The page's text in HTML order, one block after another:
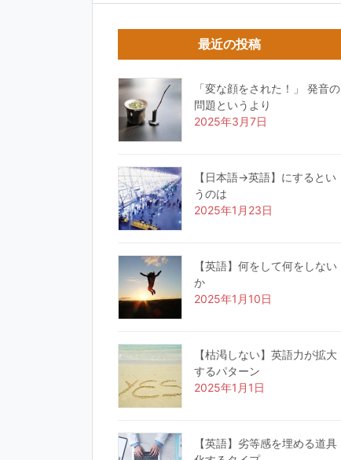
最近の投稿
「変な顔をされた！」 発音の
問題というより
2025年3月7日
【日本語→英語】にするとい
うのは
2025年1月23日
【英語】何をして何をしない
か
2025年1月10日
【枯渇しない】英語力が拡大
するパターン
2025年1月1日
【英語】劣等感を埋める道具